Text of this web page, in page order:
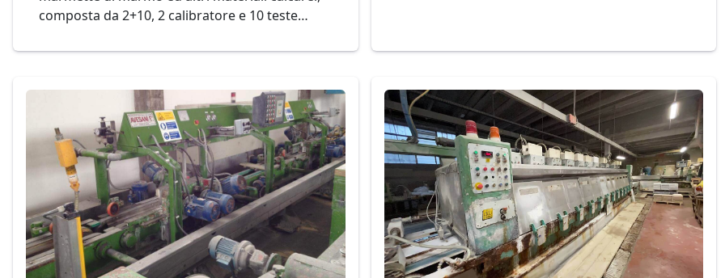
composta da 2+10, 2 calibratore e 10 teste
massima di lavoro 650mm. Mod. PEDRINI